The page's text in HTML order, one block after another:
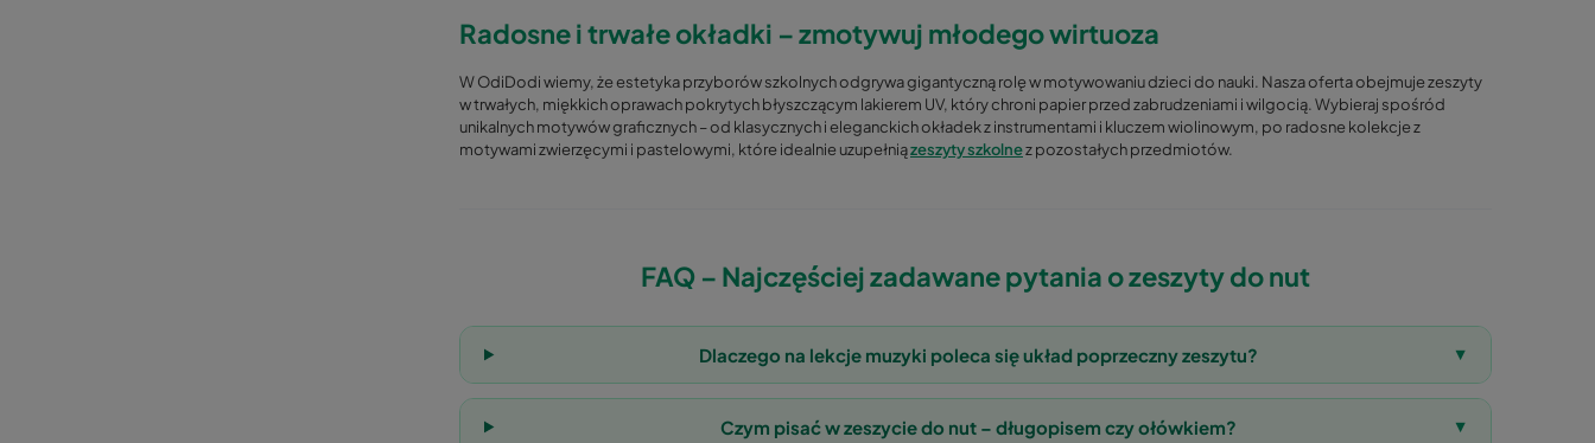
Radosne i trwałe okładki – zmotywuj młodego wirtuoza
W OdiDodi wiemy, że estetyka przyborów szkolnych odgrywa gigantyczną rolę w motywowaniu dzieci do nauki. Nasza oferta obejmuje zeszyty
w trwałych, miękkich oprawach pokrytych błyszczącym lakierem UV, który chroni papier przed zabrudzeniami i wilgocią. Wybieraj spośród
unikalnych motywów graficznych – od klasycznych i eleganckich okładek z instrumentami i kluczem wiolinowym, po radosne kolekcje z
motywami zwierzęcymi i pastelowymi, które idealnie uzupełniązeszyty szkolnez pozostałych przedmiotów.
FAQ – Najczęściej zadawane pytania o zeszyty do nut
Dlaczego na lekcje muzyki poleca się układ poprzeczny zeszytu? ▼
Czym pisać w zeszycie do nut – długopisem czy ołówkiem? ▼